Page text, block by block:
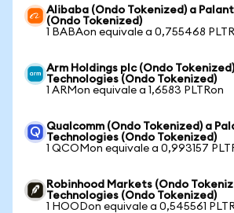
Alibaba (Ondo Tokenized) a
(Ondo Tokenized)
1 BABAon equivale a 0,755468
Arm Holdings plc (Ondo
Technologies (Ondo Tokenized)
1 ARMon equivale a 1,6583 PLTRon
Qualcomm (Ondo Tokenized) a
Technologies (Ondo Tokenized)
1 QCOMon equivale a 0,993157
Robinhood Markets (Ondo
Technologies (Ondo Tokenized)
1 HOODon equivale a 0,545561